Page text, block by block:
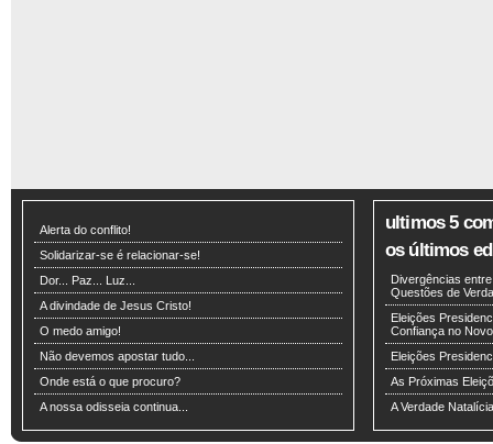
Alerta do conflito!
Solidarizar-se é relacionar-se!
Dor... Paz... Luz...
A divindade de Jesus Cristo!
O medo amigo!
Não devemos apostar tudo...
Onde está o que procuro?
A nossa odisseia continua...
ultimos 5
os últimos
Divergências
Questões de
Eleições
Confiança no
Eleições
As Próximas
A Verdade